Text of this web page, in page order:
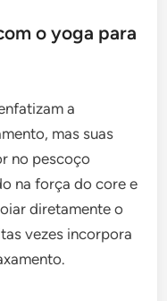
o yoga para
a
mas suas
no pescoço
na força do core e
diretamente o
vezes incorpora